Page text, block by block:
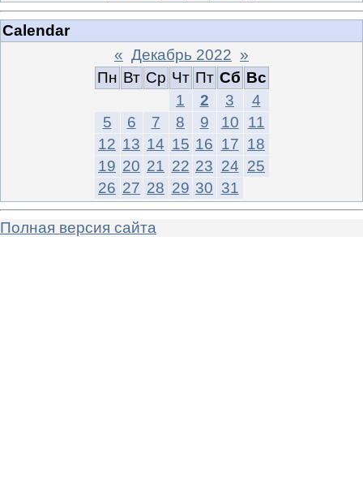
Calendar
« Декабрь 2022 »
Пн Вт Ср Чт Пт Сб Вс
1
2 3
4
5
6 7 8 9 10
11
12 13 14 15 16 17 18
19 20 21 22 23 24 25
26 27 28 29 30 31
Полная версия сайта